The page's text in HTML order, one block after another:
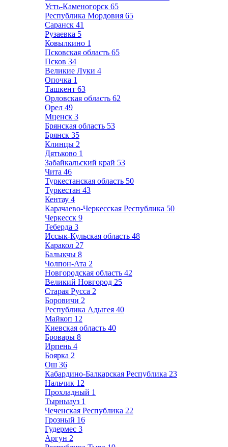
Усть-Каменогорск 65
Республика Мордовия 65
Саранск 41
Рузаевка 5
Ковылкино 1
Псковская область 65
Псков 34
Великие Луки 4
Опочка 1
Ташкент 63
Орловская область 62
Орел 49
Мценск 3
Брянская область 53
Брянск 35
Клинцы 2
Дятьково 1
Забайкальский край 53
Чита 46
Туркестанская область 50
Туркестан 43
Кентау 4
Карачаево-Черкесская Республика 50
Черкесск 9
Теберда 3
Иссык-Кульская область 48
Каракол 27
Балыкчы 8
Чолпон-Ата 2
Новгородская область 42
Великий Новгород 25
Старая Русса 2
Боровичи 2
Республика Адыгея 40
Майкоп 12
Киевская область 40
Бровары 8
Ирпень 4
Боярка 2
Ош 36
Кабардино-Балкарская Республика 23
Нальчик 12
Прохладный 1
Тырныауз 1
Чеченская Республика 22
Грозный 16
Гудермес 3
Аргун 2